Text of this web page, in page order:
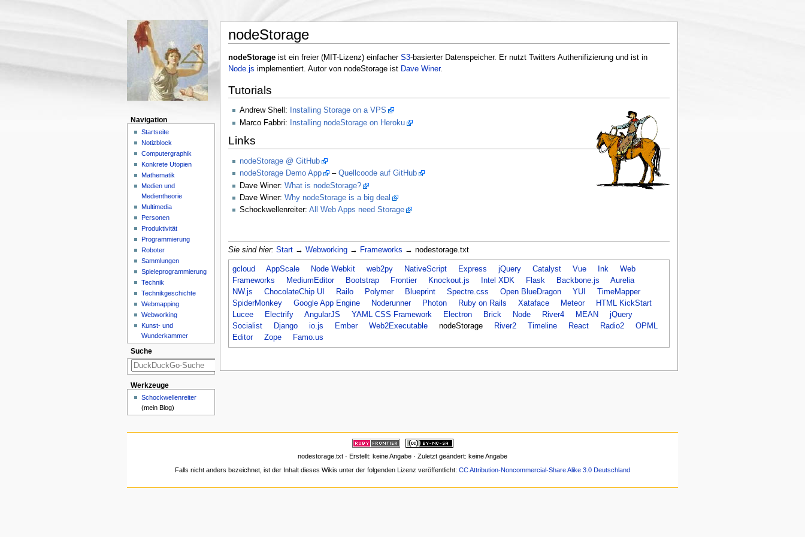
nodeStorage
nodeStorageist ein freier (MIT-Lizenz) einfacher S3-basierter Datenspeicher. Er nutzt Twitters Authenifizierung und ist in
Node.js implementiert. Autor von nodeStorage ist Dave Winer.
Tutorials
Andrew Shell:
Installing Storage on a VPS
Marco Fabbri:
Installing nodeStorage on Heroku
Links
nodeStorage @ GitHub
nodeStorage Demo App
– Quellcoode auf GitHub
Dave Winer: What is nodeStorage?
Dave Winer: Why nodeStorage is a big deal
Schockwellenreiter: All Web Apps need Storage
Sie sind hier: Start→ Webworking→ Frameworks → nodestorage.txt
gcloud AppScale Node Webkit web2py NativeScript Express jQuery Catalyst Vue Ink
Web
Frameworks
MediumEditor Bootstrap Frontier Knockout.js Intel XDK Flask Backbone.js
Aurelia
NW.js
ChocolateChip UI Railo Polymer Blueprint Spectre.css Open BlueDragon YUI
TimeMapper
SpiderMonkey
Google App Engine Noderunner Photon Ruby on Rails Xataface Meteor
HTML KickStart
Lucee
Electrify AngularJS YAML CSS Framework Electron Brick Node River4 MEAN
jQuery
Socialist
Django io.js Ember Web2Executable nodeStorage River2 Timeline React Radio2
OPML
Editor
Zope Famo.us
Navigation
Startseite
Notizblock
Computergraphik
Konkrete Utopien
Mathematik
Medien und
Medientheorie
Multimedia
Personen
Produktivität
Programmierung
Roboter
Sammlungen
Spieleprogrammierung
Technik
Technikgeschichte
Webmapping
Webworking
Kunst- und
Wunderkammer
Suche
Werkzeuge
Schockwellenreiter
(mein Blog)
nodestorage.txt · Erstellt: keine Angabe · Zuletzt geändert: keine Angabe
Falls nicht anders bezeichnet, ist der Inhalt dieses Wikis unter der folgenden Lizenz veröffentlicht: CC Attribution-Noncommercial-Share Alike 3.0 Deutschland